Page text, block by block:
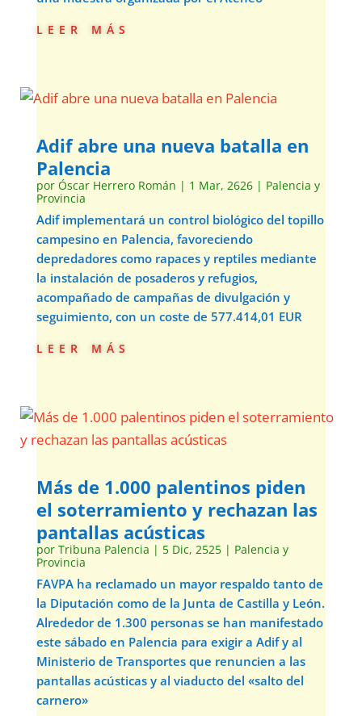
leer más
Adif abre una nueva batalla en
Palencia
por Óscar Herrero Román | 1 Mar, 2626| Palencia y
Provincia
Adif implementará un control biológico del topillo
campesino en Palencia, favoreciendo
depredadores como rapaces y reptiles mediante
la instalación de posaderos y refugios,
acompañado de campañas de divulgación y
seguimiento, con un coste de 577.414,01 EUR
leer más
Más de 1.000 palentinos piden
el soterramiento y rechazan las
pantallas acústicas
por Tribuna Palencia | 5 Dic, 2525| Palencia y
Provincia
FAVPA ha reclamado un mayor respaldo tanto de
la Diputación como de la Junta de Castilla y León.
Alrededor de 1.300 personas se han manifestado
este sábado en Palencia para exigir a Adif y al
Ministerio de Transportes que renuncien a las
pantallas acústicas y al viaducto del «salto del
carnero»